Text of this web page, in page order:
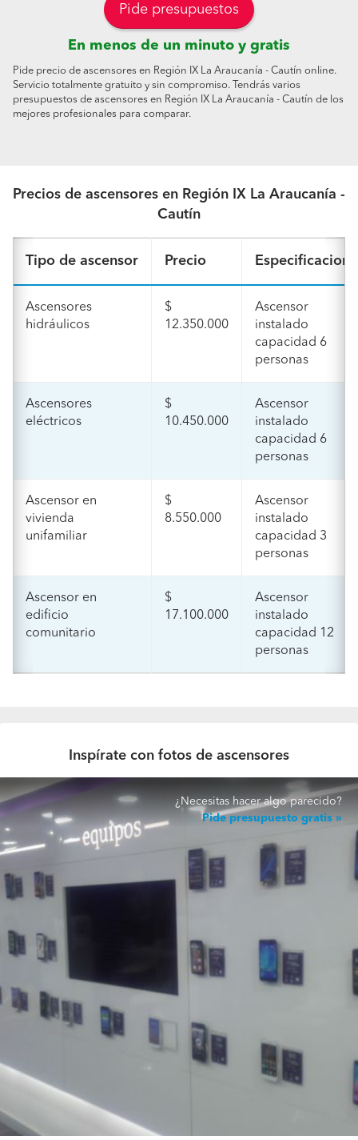
Pide presupuestos
En menos de un minuto y gratis
Pide precio de ascensores en Región IX La Araucanía - Cautín online.
Servicio totalmente gratuito y sin compromiso. Tendrás varios
presupuestos de ascensores en Región IX La Araucanía - Cautín de los
mejores profesionales para comparar.
Precios de ascensores en Región IX La Araucanía -
Cautín
Tipo de ascensor Precio
Ascensores
hidráulicos
$
12.350.000
Ascensor
instalado
capacidad 6
personas
Ascensores
eléctricos
$
10.450.000
Ascensor
instalado
capacidad 6
personas
Ascensor en
vivienda
unifamiliar
$
8.550.000
Ascensor
instalado
capacidad 3
personas
Ascensor en
edificio
comunitario
$
17.100.000
Ascensor
instalado
capacidad 12
personas
Inspírate con fotos de ascensores
¿Necesitas hacer algo parecido?
Pide presupuesto gratis